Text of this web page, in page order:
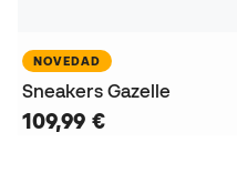
NOVEDAD
Sneakers Gazelle
109,99 €